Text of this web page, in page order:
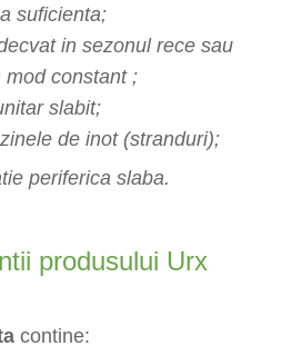
suficienta;
in sezonul rece sau
mod constant ;
slabit;
de inot (stranduri);
periferica slaba.
produsului Urx
contine: